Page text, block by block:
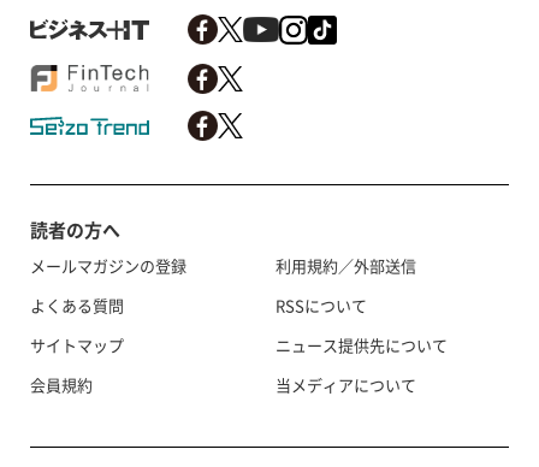
読者の方へ
メールマガジンの登録
よくある質問
サイトマップ
会員規約
利用規約／外部送信
RSSについて
ニュース提供先について
当メディアについて